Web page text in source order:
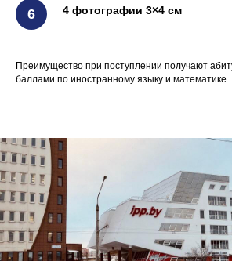
4 фотографии 3×4 см
Преимущество при поступлении получают
баллами по иностранному языку и математике.
(метро Спортивная)
Минск, проспект Дзержинского, 123,
подъезд 6 (метро Малиновка)
Минск, пр. Пушкина, 43А, 3 этаж,
офис 8 (метро Пушкинская)
Минск, пр-т Независимости, 88
(метро Московская)
Подготовка к ЦТ/ЦЭ
ЦТ Математика
О центре
О нас